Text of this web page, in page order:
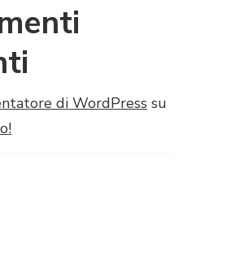
di WordPress su